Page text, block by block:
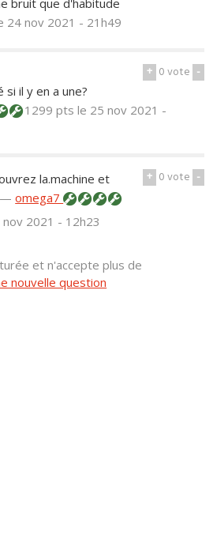
bruit que d'habitude
24 nov 2021 - 21h49
+ 0vote -
si il y en a une?
1299 ptsle 25 nov 2021 -
+ 0vote -
la.machine et
—omega7
nov 2021 - 12h23
et n'accepte plus de
nouvelle question